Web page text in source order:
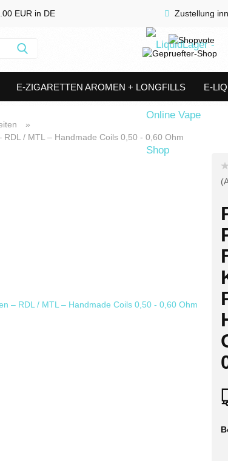
EUR in DE Zustellung
E-ZIGARETTEN AROMEN + LONGFILLS E-
VERDAMPFER & COILS AKKUTRÄGER
»
/ MTL – Handmade Coils 0,50 - 0,60 Ohm